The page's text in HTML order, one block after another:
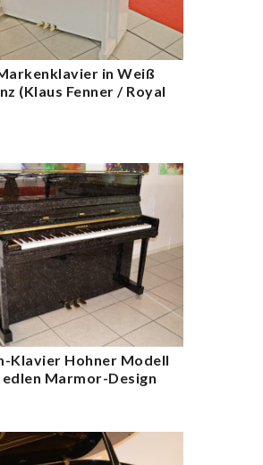
in Weiß
(Klaus Fenner / Royal
Klavier Hohner Modell
edlen Marmor-Design